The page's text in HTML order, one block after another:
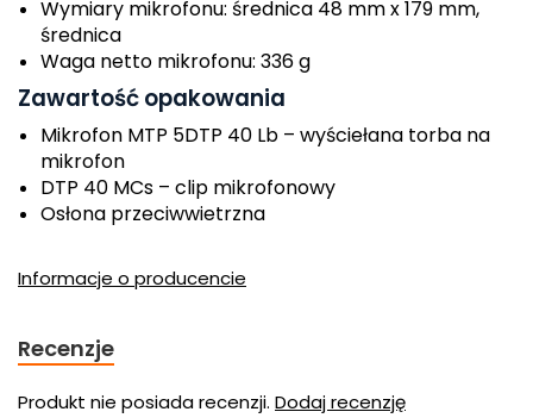
Wymiary mikrofonu: średnica 48 mm x 179 mm,
średnica
Waga netto mikrofonu: 336 g
Zawartość opakowania
Mikrofon MTP 5DTP 40 Lb – wyściełana torba na
mikrofon
DTP 40 MCs – clip mikrofonowy
Osłona przeciwwietrzna
Informacje o producencie
Recenzje
Produkt nie posiada recenzji. Dodaj recenzję